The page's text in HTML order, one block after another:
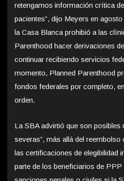
retengamos información crítica
pacientes”, dijo Meyers en
la Casa Blanca prohibió a las
Parenthood hacer derivaciones
continuar recibiendo servicios
momento, Planned Parenthood
fondos federales por completo,
orden.
La SBA advirtió que son posibles
severas”, más allá del reembolso
las certificaciones de elegibilidad
parte de los beneficiarios de